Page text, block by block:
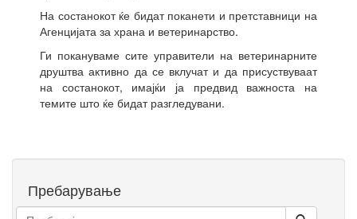
На состанокот ќе бидат поканети и претставници на
Агенцијата за храна и ветеринарство.
Ги покануваме сите управители на ветеринарните
друштва активно да се вклучат и да присуствуваат
на состанокот, имајќи ја предвид важноста на
темите што ќе бидат разгледувани.
Пребарување